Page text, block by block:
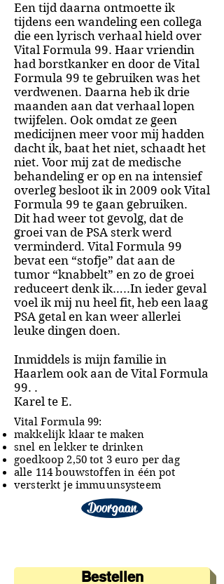
Een tijd daarna ontmoette ik
tijdens een wandeling een collega
die een lyrisch verhaal hield over
Vital Formula 99. Haar vriendin
had borstkanker en door de Vital
Formula 99 te gebruiken was het
verdwenen. Daarna heb ik drie
maanden aan dat verhaal lopen
twijfelen. Ook omdat ze geen
medicijnen meer voor mij hadden
dacht ik, baat het niet, schaadt het
niet. Voor mij zat de medische
behandeling er op en na intensief
overleg besloot ik in 2009 ook Vital
Formula 99 te gaan gebruiken.
Dit had weer tot gevolg, dat de
groei van de PSA sterk werd
verminderd. Vital Formula 99
bevat een “stofje” dat aan de
tumor “knabbelt” en zo de groei
reduceert denk ik…..In ieder geval
voel ik mij nu heel fit, heb een laag
PSA getal en kan weer allerlei
leuke dingen doen.
Inmiddels is mijn familie in
Haarlem ook aan de Vital Formula
99. .
Karel te E.
Vital Formula 99:
makkelijk klaar te maken
snel en lekker te drinken
goedkoop 2,50 tot 3 euro per dag
alle 114 bouwstoffen in één pot
versterkt je immuunsysteem
Doorgaan
Bestellen